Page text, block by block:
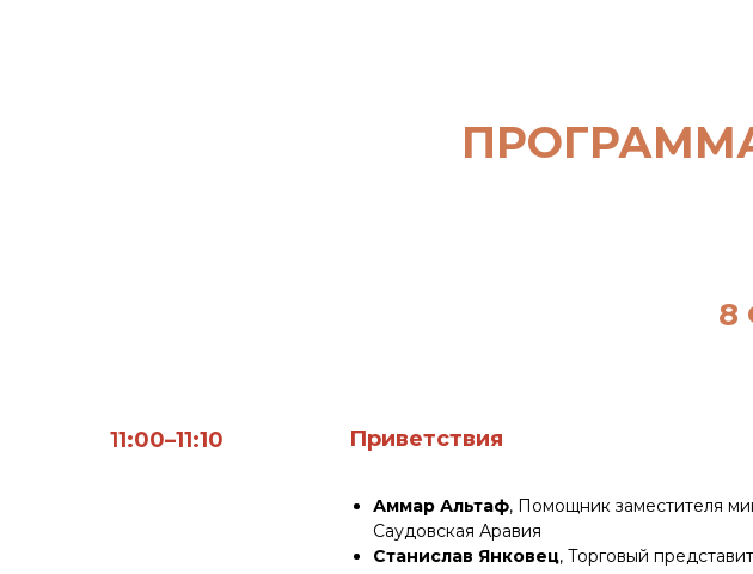
8
11:00–11:10 Приветствия
Аммар Альтаф, Помощник заместителя
Саудовская Аравия
Станислав Янковец, Торговый